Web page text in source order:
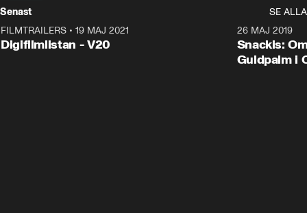
Senast
SE ALLA
FILMTRAILERS • 19 MAJ 2021
Digifilmlistan - V20
26 MAJ 2019
Snackis:
Guldpalm i